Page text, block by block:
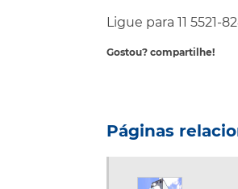
Ligue para 11 5521-
Gostou? compartilhe!
Páginas